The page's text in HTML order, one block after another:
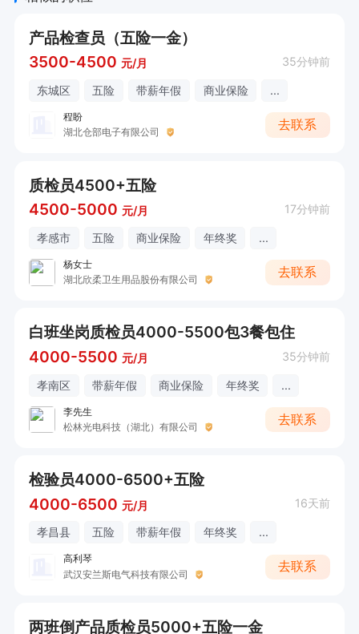
产品检查员（五险一金）
3500-4500 元/月 35分钟前
东城区 五险 带薪年假 商业保险 ...
程盼
湖北仓部电子有限公司
去联系
质检员4500+五险
4500-5000 元/月 17分钟前
孝感市 五险 商业保险 年终奖 ...
杨女士
湖北欣柔卫生用品股份有限公司
去联系
白班坐岗质检员4000-5500包3餐包住
4000-5500 元/月 35分钟前
孝南区 带薪年假 商业保险 年终奖 ...
李先生
松林光电科技（湖北）有限公司
去联系
检验员4000-6500+五险
4000-6500 元/月 16天前
孝昌县 五险 带薪年假 年终奖 ...
高利琴
武汉安兰斯电气科技有限公司
去联系
两班倒产品质检员5000+五险一金